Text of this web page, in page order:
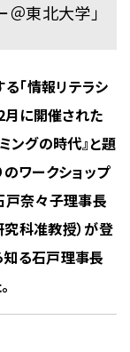
＠東北大学」
「情報リテラシ
月に開催された
ングの時代』と題
のワークショップ
戸奈々子理事長
科准教授）が登
知る石戸理事長